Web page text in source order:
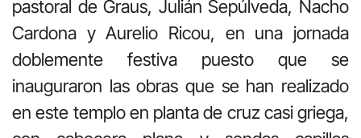
pastoral de Graus, Julián Sepúlveda, Nacho
Cardona y Aurelio Ricou, en una jornada
doblemente festiva puesto que se
inauguraron las obras que se han realizado
en este templo en planta de cruz casi griega,